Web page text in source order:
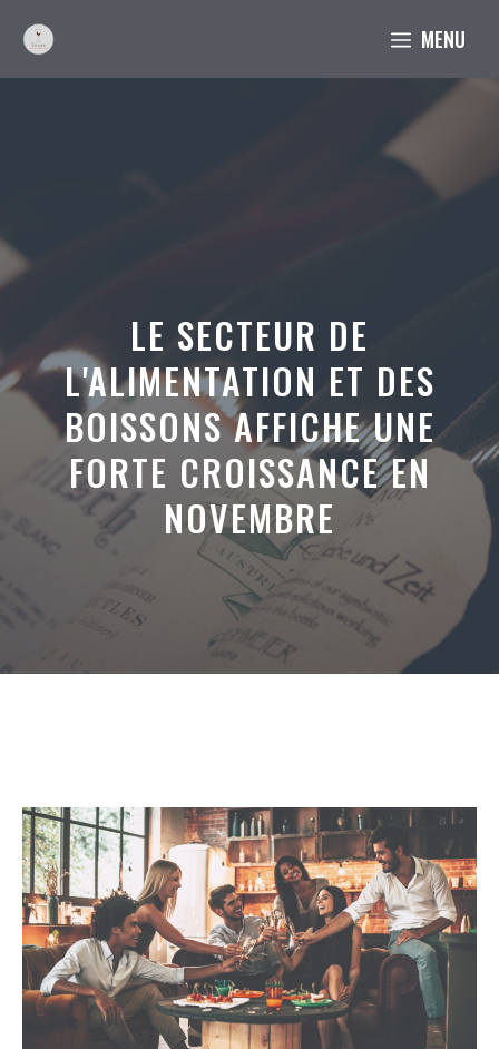
contenu
MENU
LE SECTEUR DE
L'ALIMENTATION ET DES
BOISSONS AFFICHE UNE
FORTE CROISSANCE EN
NOVEMBRE